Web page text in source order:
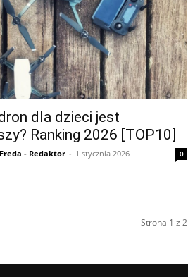
dla dzieci jest
Ranking 2026 [TOP10]
- Redaktor - 1 stycznia 2026 0
Strona 1 z 2